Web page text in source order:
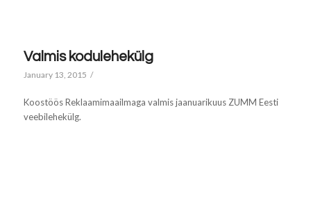
Valmis kodulehekülg
January 13, 2015 /
Koostöös Reklaamimaailmaga valmis jaanuarikuus ZUMM Eesti
veebilehekülg.